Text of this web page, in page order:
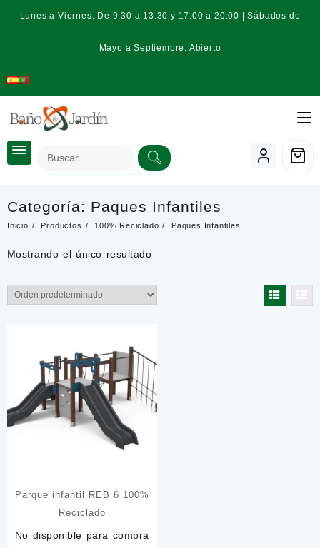
Lunes a Viernes: De 9:30 a 13:30 y 17:00 a 20:00 | Sábados de
Mayo a Septiembre: Abierto
Categoría: Paques Infantiles
Inicio Productos 100% Reciclado Paques Infantiles
Mostrando el único resultado
Parque infantil REB 6 100%
Reciclado
No disponible para compra